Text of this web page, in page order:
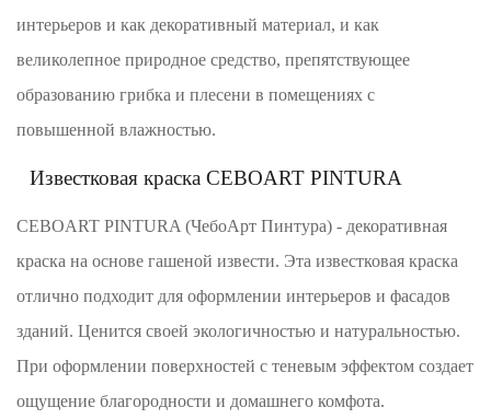
интерьеров и как декоративный материал, и как
великолепное природное средство, препятствующее
образованию грибка и плесени в помещениях с
повышенной влажностью.
Известковая краска CEBOART PINTURA
CEBOART PINTURA (ЧебоАрт Пинтура) - декоративная
краска на основе гашеной извести. Эта известковая краска
отлично подходит для оформлении интерьеров и фасадов
зданий. Ценится своей экологичностью и натуральностью.
При оформлении поверхностей с теневым эффектом создает
ощущение благородности и домашнего комфота.